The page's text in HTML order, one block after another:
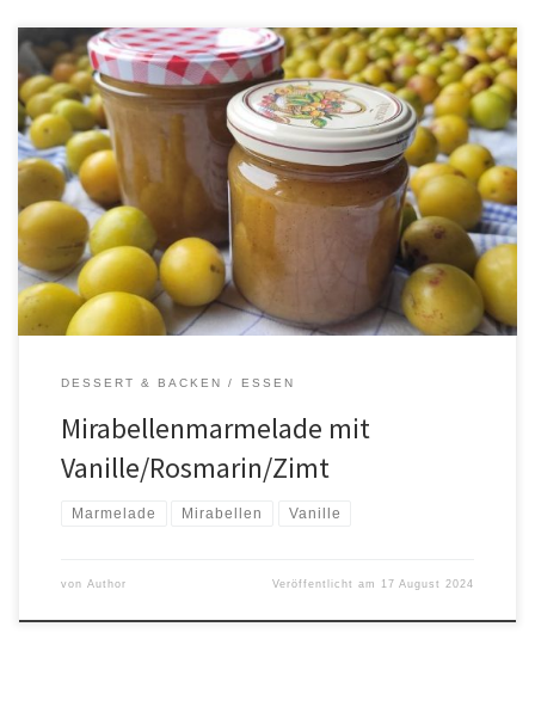
DESSERT & BACKEN ESSEN
Mirabellenmarmelade mit
Vanille/Rosmarin/Zimt
Marmelade Mirabellen Vanille
von Author Veröffentlicht am 17 August 2024